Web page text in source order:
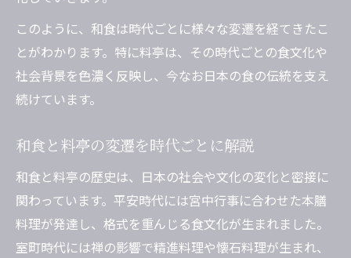
このように、和食は時代ごとに様々な変遷を経てきたこ
とがわかります。特に料亭は、その時代ごとの食文化や
社会背景を色濃く反映し、今なお日本の食の伝統を支え
続けています。
和食と料亭の変遷を時代ごとに解説
和食と料亭の歴史は、日本の社会や文化の変化と密接に
関わっています。平安時代には宮中行事に合わせた本膳
料理が発達し、格式を重んじる食文化が生まれました。
室町時代には禅の影響で精進料理や懐石料理が生まれ、